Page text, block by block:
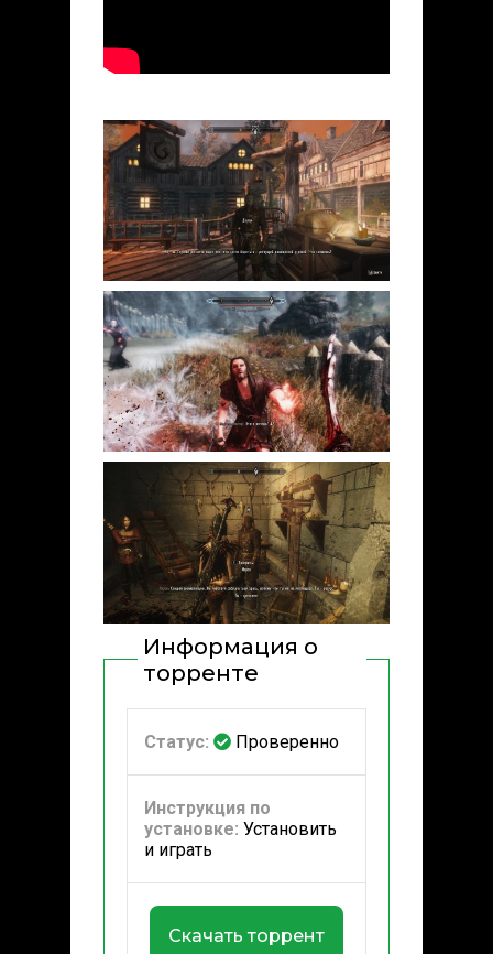
Информация о
торренте
Статус: Проверенно
Инструкция по
установке: Установить
и играть
Скачать торрент